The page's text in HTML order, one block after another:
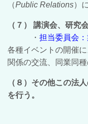
（Public Relations）
（７） 講演会、研究
・ 担当委員会
各種イベントの開催
関係の交流、同業同種
（８）その他この法
を行う。